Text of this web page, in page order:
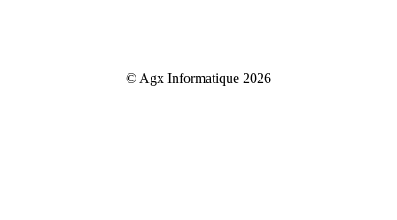
© Agx Informatique 2026